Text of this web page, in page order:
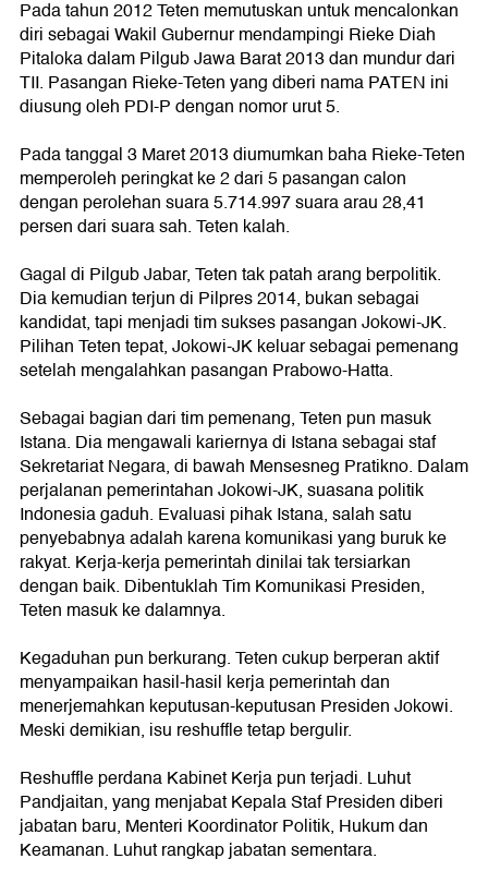
Pada tahun 2012 Teten memutuskan untuk mencalonkan
diri sebagai Wakil Gubernur mendampingi Rieke Diah
Pitaloka dalam Pilgub Jawa Barat 2013 dan mundur dari
TII. Pasangan Rieke-Teten yang diberi nama PATEN ini
diusung oleh PDI-P dengan nomor urut 5.
Pada tanggal 3 Maret 2013 diumumkan baha Rieke-Teten
memperoleh peringkat ke 2 dari 5 pasangan calon
dengan perolehan suara 5.714.997 suara arau 28,41
persen dari suara sah. Teten kalah.
Gagal di Pilgub Jabar, Teten tak patah arang berpolitik.
Dia kemudian terjun di Pilpres 2014, bukan sebagai
kandidat, tapi menjadi tim sukses pasangan Jokowi-JK.
Pilihan Teten tepat, Jokowi-JK keluar sebagai pemenang
setelah mengalahkan pasangan Prabowo-Hatta.
Sebagai bagian dari tim pemenang, Teten pun masuk
Istana. Dia mengawali kariernya di Istana sebagai staf
Sekretariat Negara, di bawah Mensesneg Pratikno. Dalam
perjalanan pemerintahan Jokowi-JK, suasana politik
Indonesia gaduh. Evaluasi pihak Istana, salah satu
penyebabnya adalah karena komunikasi yang buruk ke
rakyat. Kerja-kerja pemerintah dinilai tak tersiarkan
dengan baik. Dibentuklah Tim Komunikasi Presiden,
Teten masuk ke dalamnya.
Kegaduhan pun berkurang. Teten cukup berperan aktif
menyampaikan hasil-hasil kerja pemerintah dan
menerjemahkan keputusan-keputusan Presiden Jokowi.
Meski demikian, isu reshuffle tetap bergulir.
Reshuffle perdana Kabinet Kerja pun terjadi. Luhut
Pandjaitan, yang menjabat Kepala Staf Presiden diberi
jabatan baru, Menteri Koordinator Politik, Hukum dan
Keamanan. Luhut rangkap jabatan sementara.